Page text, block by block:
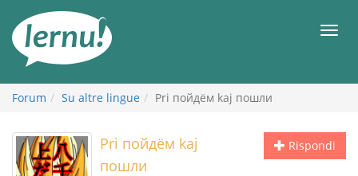
all’indice
Forum Su altre lingue Pri пойдём kaj пошли
Rispondi
Pri пойдём kaj
пошли